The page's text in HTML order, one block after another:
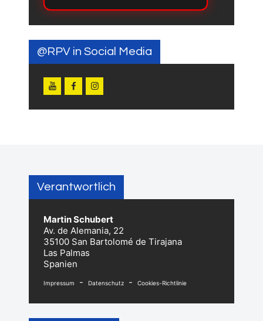
@RPV in Social Media
Verantwortlich
Martin Schubert
Av. de Alemania, 22
35100 San Bartolomé de Tirajana
Las Palmas
Spanien
Impressum - Datenschutz - Cookies-Richtlinie